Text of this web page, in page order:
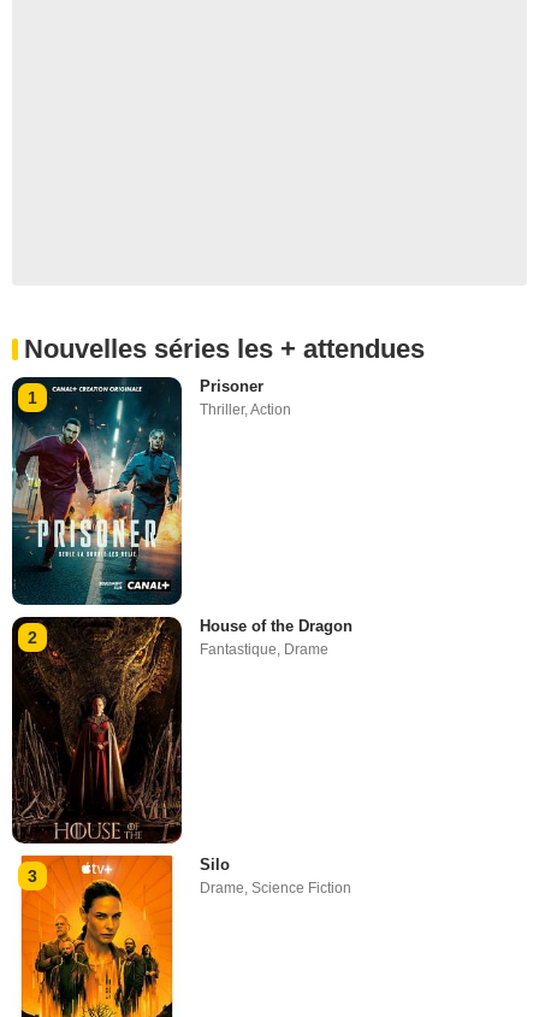
Nouvelles séries les + attendues
1
Prisoner
Thriller,Action
2
House of the Dragon
Fantastique Drame
3
Silo
Drame,Science Fiction